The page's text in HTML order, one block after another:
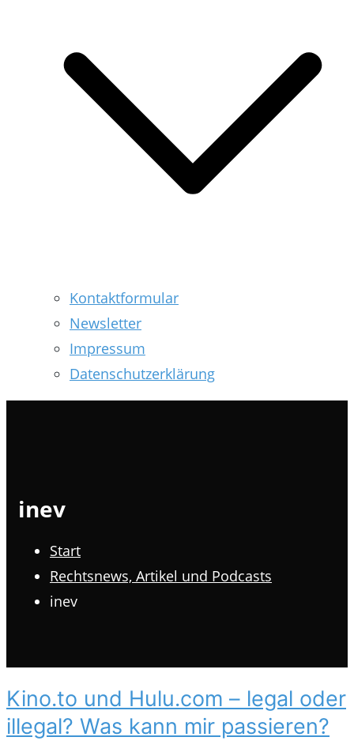
Kontaktformular
Newsletter
Impressum
Datenschutzerklärung
inev
Start
Rechtsnews, Artikel und Podcasts
inev
Kino.to und Hulu.com – legal oder
illegal? Was kann mir passieren?